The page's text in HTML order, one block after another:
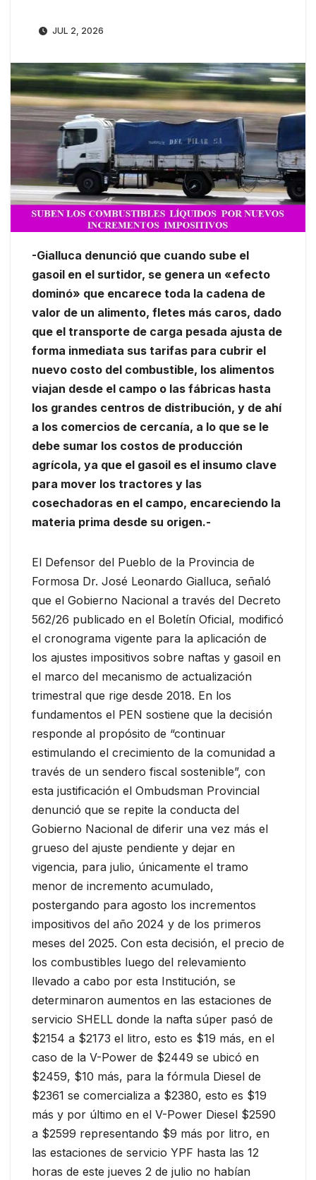
JUL 2, 2026
-Gialluca denunció que cuando sube el
gasoil en el surtidor, se genera un «efecto
dominó» que encarece toda la cadena de
valor de un alimento, fletes más caros, dado
que el transporte de carga pesada ajusta de
forma inmediata sus tarifas para cubrir el
nuevo costo del combustible, los alimentos
viajan desde el campo o las fábricas hasta
los grandes centros de distribución, y de ahí
a los comercios de cercanía, a lo que se le
debe sumar los costos de producción
agrícola, ya que el gasoil es el insumo clave
para mover los tractores y las
cosechadoras en el campo, encareciendo la
materia prima desde su origen.-
El Defensor del Pueblo de la Provincia de
Formosa Dr. José Leonardo Gialluca, señaló
que el Gobierno Nacional a través del Decreto
562/26 publicado en el Boletín Oficial, modificó
el cronograma vigente para la aplicación de
los ajustes impositivos sobre naftas y gasoil en
el marco del mecanismo de actualización
trimestral que rige desde 2018. En los
fundamentos el PEN sostiene que la decisión
responde al propósito de “continuar
estimulando el crecimiento de la comunidad a
través de un sendero fiscal sostenible”, con
esta justificación el Ombudsman Provincial
denunció que se repite la conducta del
Gobierno Nacional de diferir una vez más el
grueso del ajuste pendiente y dejar en
vigencia, para julio, únicamente el tramo
menor de incremento acumulado,
postergando para agosto los incrementos
impositivos del año 2024 y de los primeros
meses del 2025. Con esta decisión, el precio de
los combustibles luego del relevamiento
llevado a cabo por esta Institución, se
determinaron aumentos en las estaciones de
servicio SHELL donde la nafta súper pasó de
$2154 a $2173 el litro, esto es $19 más, en el
caso de la V-Power de $2449 se ubicó en
$2459, $10 más, para la fórmula Diesel de
$2361 se comercializa a $2380, esto es $19
más y por último en el V-Power Diesel $2590
a $2599 representando $9 más por litro, en
las estaciones de servicio YPF hasta las 12
horas de este jueves 2 de julio no habían